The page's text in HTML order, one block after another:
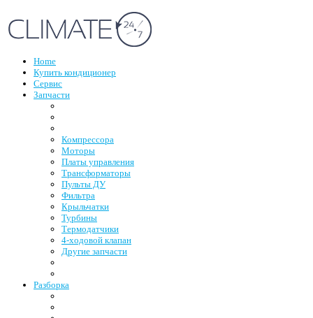
Home
Купить кондиционер
Сервис
Запчасти
Компрессора
Моторы
Платы управления
Трансформаторы
Пульты ДУ
Фильтра
Крыльчатки
Турбины
Термодатчики
4-ходовой клапан
Другие запчасти
Разборка